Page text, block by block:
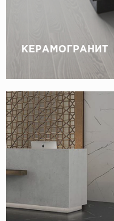
КЕРАМОГРАНИТ